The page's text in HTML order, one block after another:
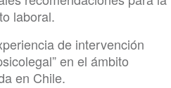
laboral.
de intervención
en el ámbito
en Chile.